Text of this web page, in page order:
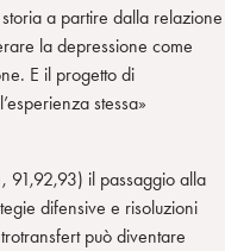
a partire dalla relazione
la depressione come
E il progetto di
stessa»
91,92,93) il passaggio alla
difensive e risoluzioni
può diventare